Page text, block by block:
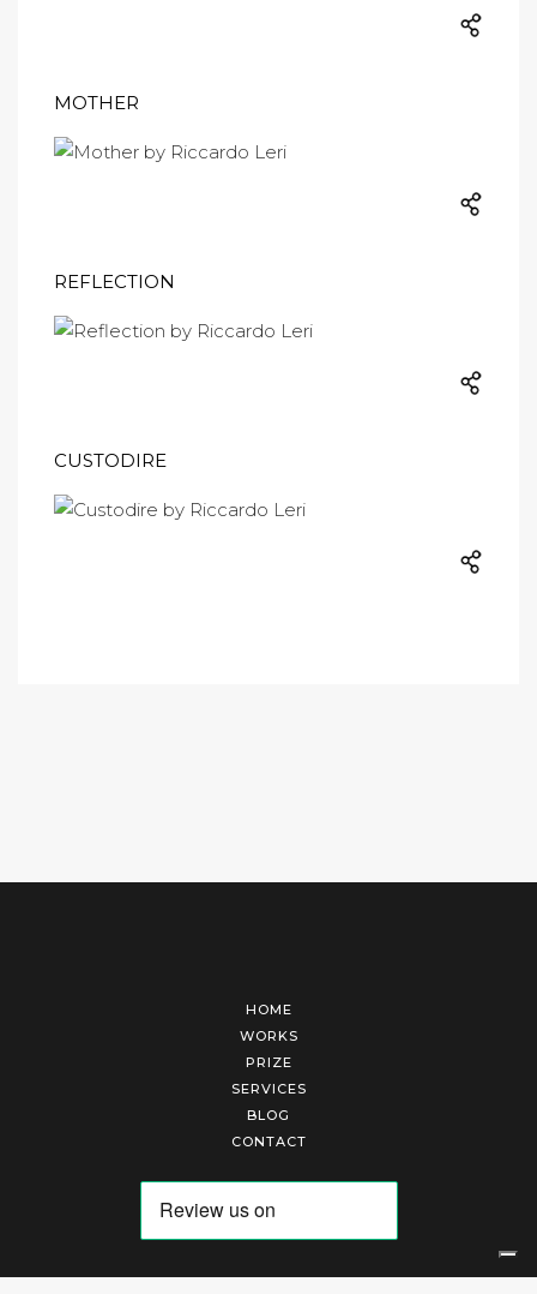
MOTHER
REFLECTION
CUSTODIRE
HOME
WORKS
PRIZE
SERVICES
BLOG
CONTACT
Arte Laguna Srl | P.I. 03845370265 | REA 303184 |Cookies Policy|Privacy Policy